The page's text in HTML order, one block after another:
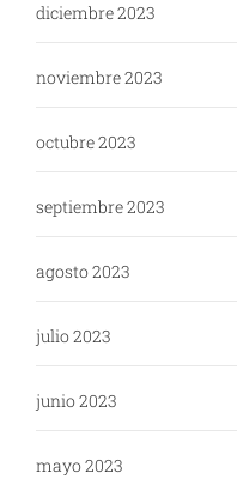
diciembre 2023
noviembre 2023
octubre 2023
septiembre 2023
agosto 2023
julio 2023
junio 2023
mayo 2023